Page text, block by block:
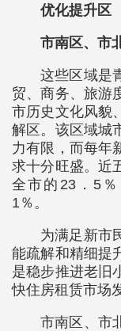
优化提升区
市南区、市
这些区域是
贸、商务、旅游
市历史文化风貌
解区。该区域城
力有限，而每年
求十分旺盛。近
全市的23．5％
1％。
为满足新市
能疏解和精细提
是稳步推进老旧
快住房租赁市场
市南区、市